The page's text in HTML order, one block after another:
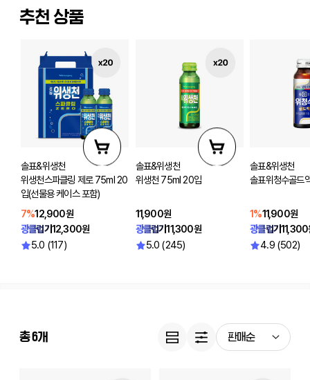
추천 상품
솔표&위생천
위생천스파클링 제로 75ml 20
입(선물용 케이스 포함)
7%12,900원
광클럽가12,300원
5.0 (117)
솔표&위생천
위생천 75ml 20입
11,900원
광클럽가11,300원
5.0 (245)
솔표&위생천
솔표위청수골드
1%11,900원
광클럽가11,300
4.9 (502)
총6개 판매순